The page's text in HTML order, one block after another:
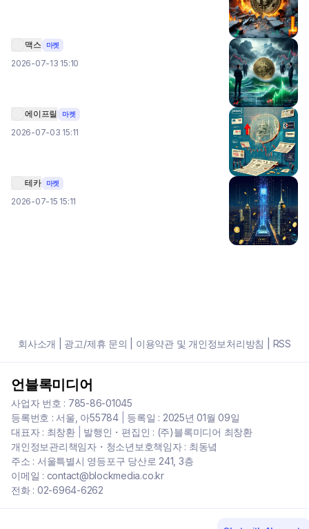
맥스 마켓
2026-07-13 15:10
에이프릴 마켓
2026-07-03 15:11
테카 마켓
2026-07-15 15:11
회사소개 광고/제휴 문의 이용약관 및 개인정보처리방침 RSS
언블록미디어
사업자 번호 : 785-86-01045
등록번호 : 서울, 아55784| 등록일 : 2025년 01월 09일
대표자 : 최창환| 발행인・편집인 : (주)블록미디어 최창환
개인정보관리책임자・청소년보호책임자 : 최동녘
주소 : 서울특별시 영등포구 당산로 241, 3층
이메일 : contact@blockmedia.co.kr
전화 : 02-6964-6262